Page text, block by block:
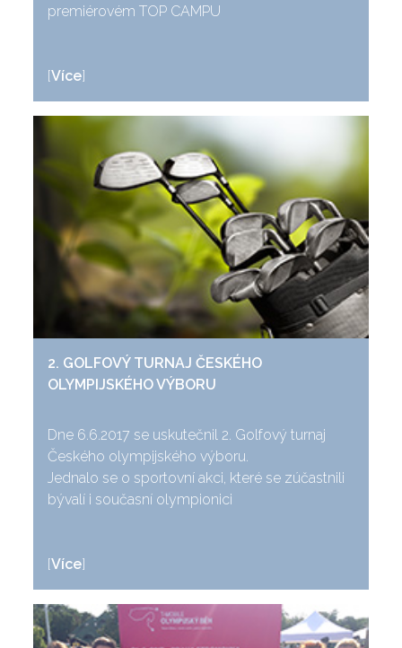
premiérovém TOP CAMPU
[Více]
2. GOLFOVÝ TURNAJ ČESKÉHO
OLYMPIJSKÉHO VÝBORU
Dne 6.6.2017 se uskutečnil 2. Golfový turnaj
Českého olympijského výboru.
Jednalo se o sportovní akci, které se zúčastnili
bývalí i současní olympionici
[Více]